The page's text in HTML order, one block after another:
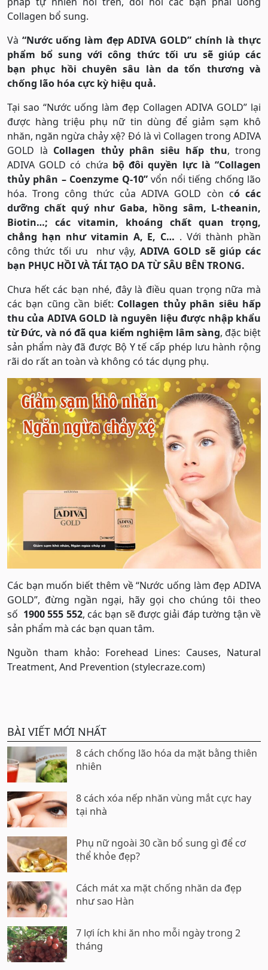
Collagen bổ sung.
Và “Nước uống làm đẹp ADIVA GOLD” chính là thực
phẩm bổ sung với công thức tối ưu sẽ giúp các
bạn phục hồi chuyên sâu làn da tổn thương và
chống lão hóa cực kỳ hiệu quả.
Tại sao “Nước uống làm đẹp Collagen ADIVA GOLD” lại
được hàng triệu phụ nữ tin dùng để giảm sạm khô
nhăn, ngăn ngừa chảy xệ? Đó là vì Collagen trong ADIVA
GOLD là Collagen thủy phân siêu hấp thu, trong
ADIVA GOLD có chứa bộ đôi quyền lực là “Collagen
thủy phân – Coenzyme Q-10”vổn nổi tiếng chống lão
hóa. Trong công thức của ADIVA GOLD còn có các
dưỡng chất quý như Gaba, hồng sâm, L-theanin,
Biotin…; các vitamin, khoáng chất quan trọng,
chẳng hạn như vitamin A, E, C… . Với thành phần
công thức tối ưu như vậy, ADIVA GOLD sẽ giúp các
bạn PHỤC HỒI VÀ TÁI TẠO DA TỪ SÂU BÊN TRONG.
Chưa hết các bạn nhé, đây là điều quan trọng nữa mà
các bạn cũng cần biết: Collagen thủy phân siêu hấp
thu của ADIVA GOLD là nguyên liệu được nhập khẩu
từ Đức, và nó đã qua kiểm nghiệm lâm sàng, đặc biệt
sản phẩm này đã được Bộ Y tế cấp phép lưu hành rộng
rãi do rất an toàn và không có tác dụng phụ.
Các bạn muốn biết thêm về “Nước uống làm đẹp ADIVA
GOLD”, đừng ngần ngại, hãy gọi cho chúng tôi theo
số 1900 555 552, các bạn sẽ được giải đáp tường tận về
sản phẩm mà các bạn quan tâm.
Nguồn tham khảo: Forehead Lines: Causes, Natural
Treatment, And Prevention (stylecraze.com)
BÀI VIẾT MỚI NHẤT
8 cách chống lão hóa da mặt bằng thiên
nhiên
8 cách xóa nếp nhăn vùng mắt cực hay
tại nhà
Phụ nữ ngoài 30 cần bổ sung gì để cơ
thể khỏe đẹp?
Cách mát xa mặt chống nhăn da đẹp
như sao Hàn
7 lợi ích khi ăn nho mỗi ngày trong 2
tháng